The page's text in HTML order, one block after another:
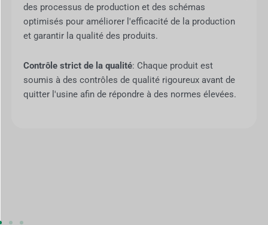
des processus de production et des schémas
optimisés pour améliorer l'efficacité de la production
et garantir la qualité des produits.
Contrôle strict de la qualité: Chaque produit est
soumis à des contrôles de qualité rigoureux avant de
quitter l'usine afin de répondre à des normes élevées.